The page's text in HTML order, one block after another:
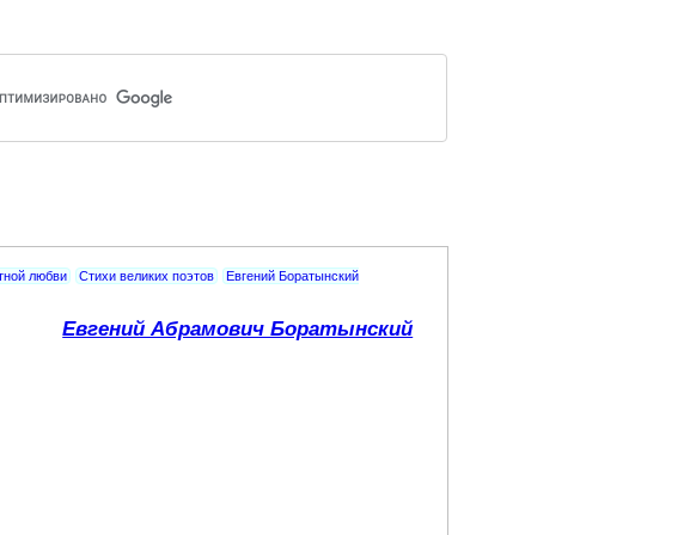
любви Стихи великих поэтов
Евгений Боратынский
Евгений Абрамович Боратынский